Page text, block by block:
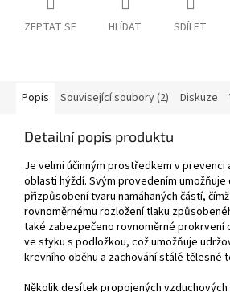
ZEPTAT SE HLÍDAT SDÍLET
Popis Související soubory (2) Diskuze
Detailní popis produktu
Je velmi účinným prostředkem v
oblasti hýždí. Svým provedením umožňuje
přizpůsobení tvaru namáhaných částí,
rovnoměrnému rozložení tlaku
také zabezpečeno rovnoměrné prokrvení
ve styku s podložkou, což umožňuje
krevního oběhu a zachování stálé tělesné
Několik desítek propojených